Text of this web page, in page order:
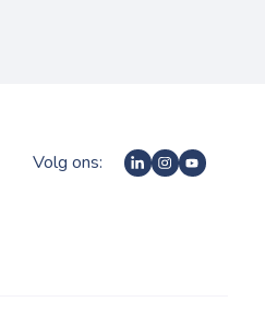
Volg ons: